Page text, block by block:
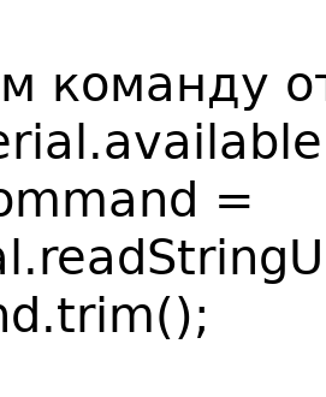
команду
=